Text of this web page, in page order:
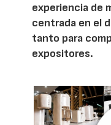
experiencia de
centrada en el
tanto para
expositores.